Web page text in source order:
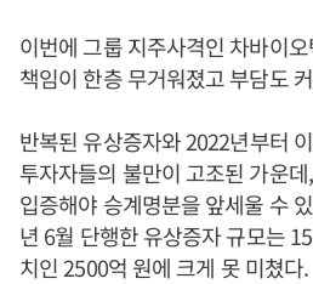
이번에 그룹 지주사격인 차바이
책임이 한층 무거워졌고 부담도
반복된 유상증자와 2022년부터
투자자들의 불만이 고조된 가운
입증해야 승계명분을 앞세울 수
년 6월 단행한 유상증자 규모는
치인 2500억 원에 크게 못 미쳤다.